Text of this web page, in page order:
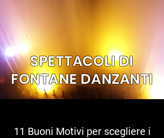
SPETTACOLI DI
FONTANE DANZANTI
11 Buoni Motivi per scegliere i